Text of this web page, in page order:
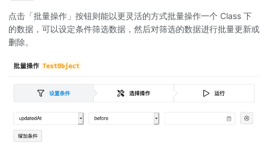
点击「批量操作」按钮则能以更灵活的方式批量操作一个 Class 下
的数据，可以设定条件筛选数据，然后对筛选的数据进行批量更新或
删除。